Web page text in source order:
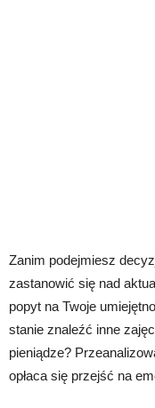
Zanim podejmiesz
zastanowić się nad
popyt na Twoje
stanie znaleźć inne
pieniądze?
opłaca się przejść na